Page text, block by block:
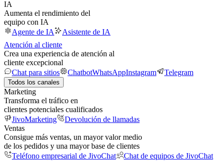
IA
Aumenta el rendimiento del
equipo con IA
Agente de IA
Asistente de IA
Atención al cliente
Crea una experiencia de atención al
cliente excepcional
Chat para sitios
ChatbotWhatsAppInstagram Telegram
Todos los canales
Marketing
Transforma el tráfico en
clientes potenciales cualificados
JivoMarketing
Devolución de llamadas
Ventas
Consigue más ventas, un mayor valor medio
de los pedidos y una mayor base de clientes
Teléfono empresarial de JivoChat
Chat de equipos de JivoChat